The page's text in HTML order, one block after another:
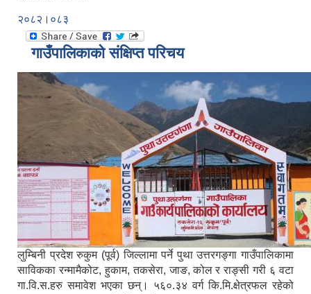
२०८२।०८३
गाउँपालिकाको संक्षिप्त परिचय
लुम्बिनी प्रदेश रुकुम (पूर्व) जिल्लामा पर्ने पुथा उत्तरगङ्गा गाउँपालिकामा
साविकका रन्मामैकोट, हुकाम, तकसेरा, जाङ, कोल र राङ्सी गरी ६ वटा
गा.वि.स.हरु समावेश भएका छन्। ५६०.३४ वर्ग कि.मि.क्षेत्रफल रहेको